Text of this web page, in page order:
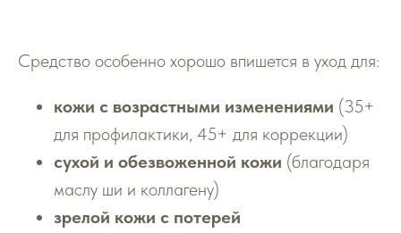
Средство особенно хорошо впишется в уход для:
кожи с возрастными изменениями (35+
для профилактики, 45+ для коррекции)
сухой и обезвоженной кожи (благодаря
маслу ши и коллагену)
зрелой кожи с потерей